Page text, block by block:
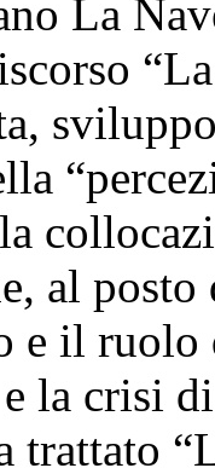
La
al
e il ruolo
la crisi
trattato